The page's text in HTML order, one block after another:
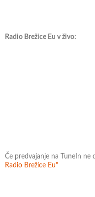
Radio Brežice Eu v živo:
Če predvajanje na TuneIn ne
Radio Brežice Eu"